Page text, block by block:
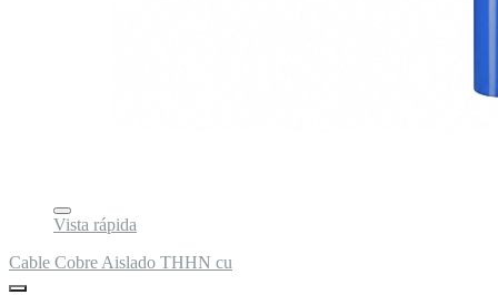
Vista rápida
Cable Cobre Aislado THHN cu